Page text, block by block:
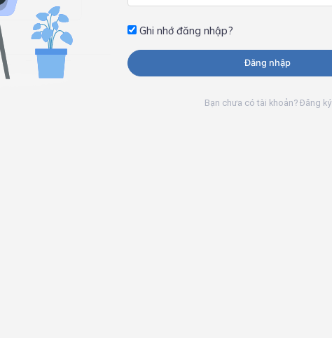
Ghi nhớ đăng nhập?
Đăng nhập
Bạn chưa có tài khoản? Đăng ký